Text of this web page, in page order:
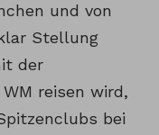
und von
Stellung
der
reisen wird,
bei